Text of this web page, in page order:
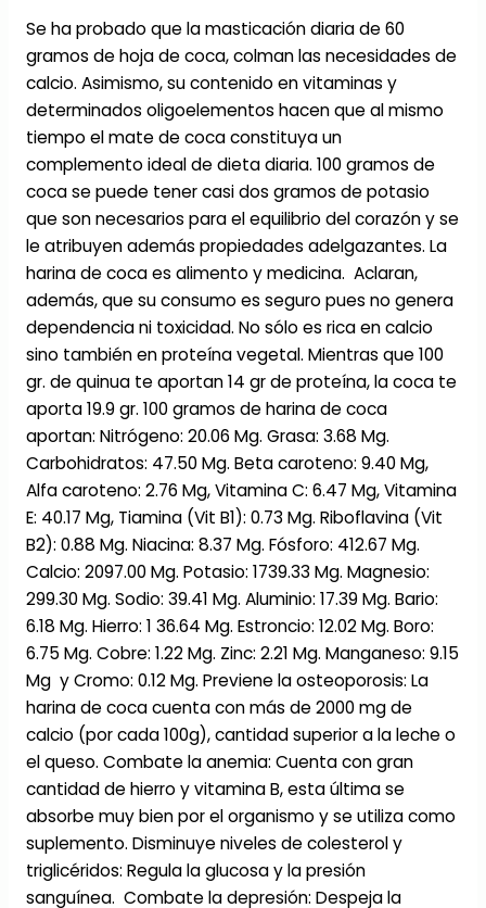
Se ha probado que la masticación diaria de 60
gramos de hoja de coca, colman las necesidades de
calcio. Asimismo, su contenido en vitaminas y
determinados oligoelementos hacen que al mismo
tiempo el mate de coca constituya un
complemento ideal de dieta diaria. 100 gramos de
coca se puede tener casi dos gramos de potasio
que son necesarios para el equilibrio del corazón y se
le atribuyen además propiedades adelgazantes. La
harina de coca es alimento y medicina. Aclaran,
además, que su consumo es seguro pues no genera
dependencia ni toxicidad. No sólo es rica en calcio
sino también en proteína vegetal. Mientras que 100
gr. de quinua te aportan 14 gr de proteína, la coca te
aporta 19.9 gr. 100 gramos de harina de coca
aportan: Nitrógeno: 20.06 Mg. Grasa: 3.68 Mg.
Carbohidratos: 47.50 Mg. Beta caroteno: 9.40 Mg,
Alfa caroteno: 2.76 Mg, Vitamina C: 6.47 Mg, Vitamina
E: 40.17 Mg, Tiamina (Vit B1): 0.73 Mg. Riboflavina (Vit
B2): 0.88 Mg. Niacina: 8.37 Mg. Fósforo: 412.67 Mg.
Calcio: 2097.00 Mg. Potasio: 1739.33 Mg. Magnesio:
299.30 Mg. Sodio: 39.41 Mg. Aluminio: 17.39 Mg. Bario:
6.18 Mg. Hierro: 1 36.64 Mg. Estroncio: 12.02 Mg. Boro:
6.75 Mg. Cobre: 1.22 Mg. Zinc: 2.21 Mg. Manganeso: 9.15
Mg y Cromo: 0.12 Mg. Previene la osteoporosis: La
harina de coca cuenta con más de 2000 mg de
calcio (por cada 100g), cantidad superior a la leche o
el queso. Combate la anemia: Cuenta con gran
cantidad de hierro y vitamina B, esta última se
absorbe muy bien por el organismo y se utiliza como
suplemento. Disminuye niveles de colesterol y
triglicéridos: Regula la glucosa y la presión
sanguínea. Combate la depresión: Despeja la